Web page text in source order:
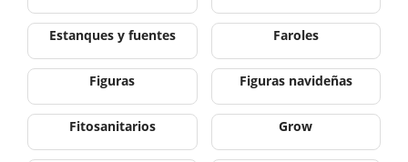
Estanques y fuentes Faroles
Figuras Figuras navideñas
Fitosanitarios Grow